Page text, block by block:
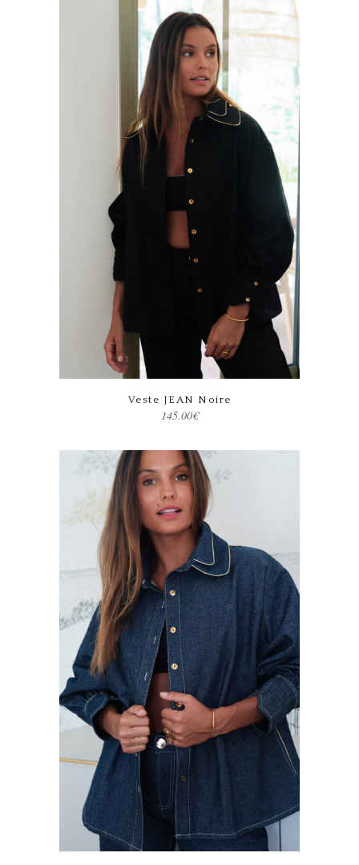
Ce produit a plusieurs variations. Les options peuvent être choisies sur la page du produit
Veste JEAN Noire
145.00€
Ce produit a plusieurs variations. Les options peuvent être choisies sur la page du produit